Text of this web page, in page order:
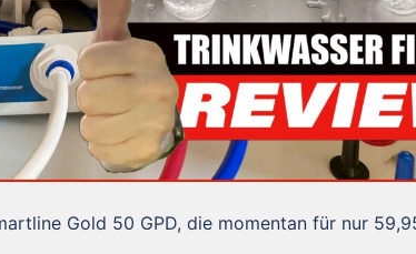
Gold 50 GPD, die momentan für nur